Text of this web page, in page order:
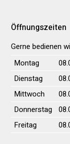
Öffnungszeiten
Gerne bedienen
Wochentag
Montag
Dienstag
Mittwoch
Donnerstag
Freitag